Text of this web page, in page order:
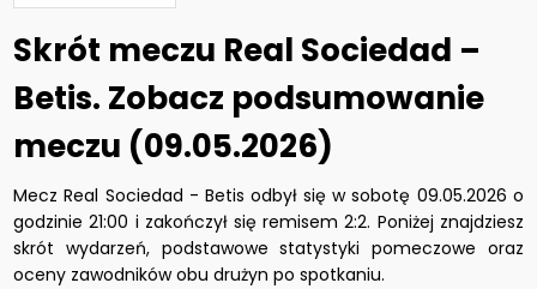
Skrót meczu Real Sociedad –
Betis. Zobacz podsumowanie
meczu (09.05.2026)
Mecz Real Sociedad - Betis odbył się w sobotę 09.05.2026 o
godzinie 21:00 i zakończył się remisem 2:2. Poniżej znajdziesz
skrót wydarzeń, podstawowe statystyki pomeczowe oraz
oceny zawodników obu drużyn po spotkaniu.